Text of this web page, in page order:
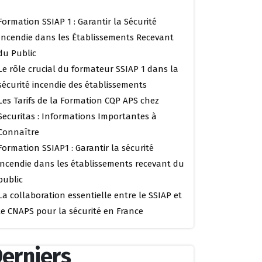
SSIAP 1 : Garantir la Sécurité
dans les Établissements Recevant
Public
rôle crucial du formateur SSIAP 1 dans la
incendie des établissements
Tarifs de la Formation CQP APS chez
: Informations Importantes à
SSIAP1 : Garantir la sécurité
dans les établissements recevant du
collaboration essentielle entre le SSIAP et
CNAPS pour la sécurité en France